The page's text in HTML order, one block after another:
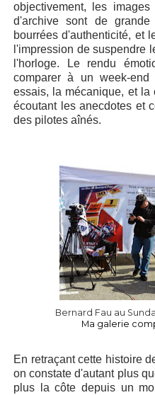
objectivement, les
d'archive sont de
bourrées d'authenticité, et
l'impression de suspendre
l'horloge. Le rendu
comparer à un week-
essais, la mécanique, et la
écoutant les anecdotes et
des pilotes aînés.
Bernard Fau au
Ma galerie
En retraçant cette histoire
on constate d'autant plus
plus la côte depuis un